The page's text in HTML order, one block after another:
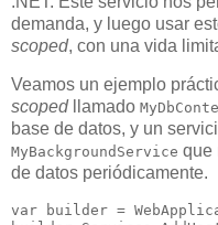
demanda, y luego usar
scoped, con una vida
Veamos un ejemplo
scoped llamado
base de datos, y un
MyBackgroundService que
de datos periódicamente.
var builder =